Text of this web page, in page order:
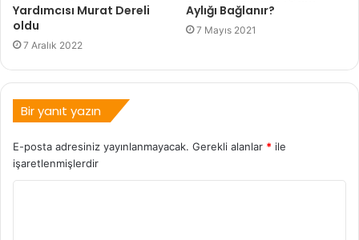
Yardımcısı Murat Dereli
oldu
7 Aralık 2022
Aylığı Bağlanır?
7 Mayıs 2021
Bir yanıt yazın
E-posta adresiniz yayınlanmayacak. Gerekli alanlar * ile
işaretlenmişlerdir